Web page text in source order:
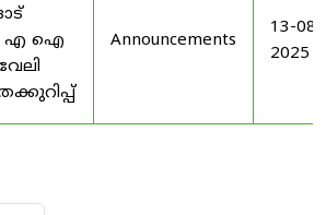
എ ഐ
Announcements
13-08-
2025